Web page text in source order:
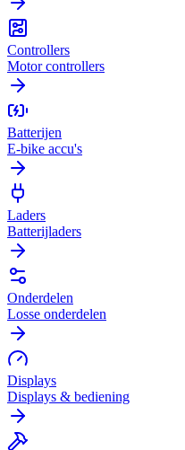
Controllers
Motor controllers
Batterijen
E-bike accu's
Laders
Batterijladers
Onderdelen
Losse onderdelen
Displays
Displays & bediening